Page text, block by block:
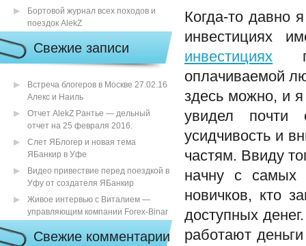
Бортовой журнал всех походов и
поездок AlekZ
Свежие записи
Встреча блогеров в Москве 27.02.16
Алекс и Наиль
Отчет AlekZ Рантье — дельный
отчет на 25 февраля 2016.
Слет ЯБлогер и новая тема
ЯБанкир в Уфе
Видео привествие перед поездкой в
Уфу от создателя ЯБанкир
Живое интервью с Виталием —
управляющим компании Forex-Binar
Свежие комментарии
Когда-то давно
инвестициях
инвестициях
оплачиваемой
здесь можно, и я
увидел почти
усидчивость и
частям. Ввиду
начну с самых
новичков, кто
доступных
работают